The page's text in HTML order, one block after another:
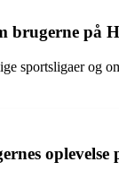
brugerne på
sportsligaer og
oplevelse